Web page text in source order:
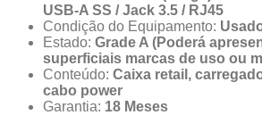
USB-A SS / Jack 3.5 / RJ45
Condição do Equipamento:
Estado: Grade A (Poderá
superficiais marcas de uso ou
Conteúdo: Caixa retail,
cabo power
Garantia: 18 Meses